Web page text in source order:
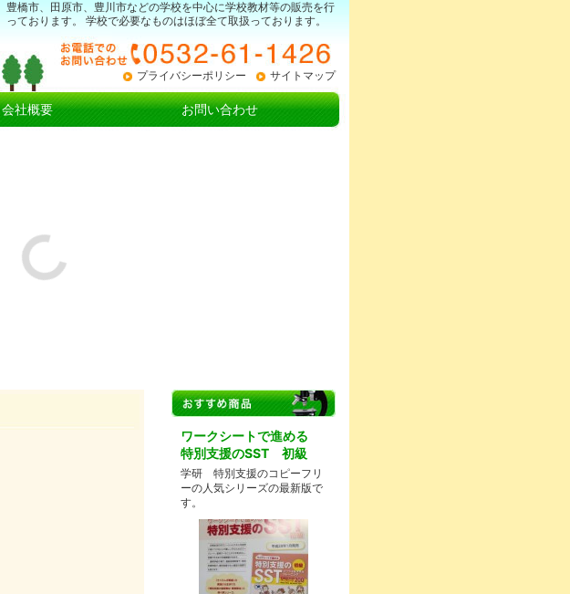
豊橋市、田原市、豊川市などの学校を中心に学校教材等の販売を行
っております。 学校で必要なものはほぼ全て取扱っております。
サイトマップ
プライバシーポリシー
会社概要 お問い合わせ
ワークシートで進める
特別支援のSST 初級
学研 特別支援のコピーフリ
ーの人気シリーズの最新版で
す。